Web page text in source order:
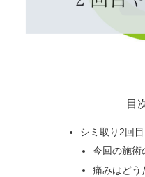
目
シミ取り2回
今回の施術
痛みはどう